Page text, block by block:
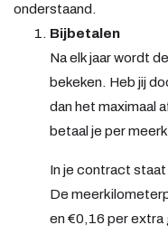
onderstaand.
Bijbetalen
Na elk jaar wordt
bekeken. Heb jij
dan het maximaal
betaal je per
In je contract
De
en €0,16 per extra